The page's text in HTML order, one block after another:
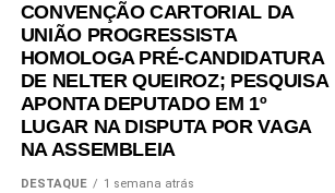
CONVENÇÃO CARTORIAL DA
UNIÃO PROGRESSISTA
HOMOLOGA PRÉ-CANDIDATURA
DE NELTER QUEIROZ; PESQUISA
APONTA DEPUTADO EM 1º
LUGAR NA DISPUTA POR VAGA
NA ASSEMBLEIA
DESTAQUE 1 semana atrás